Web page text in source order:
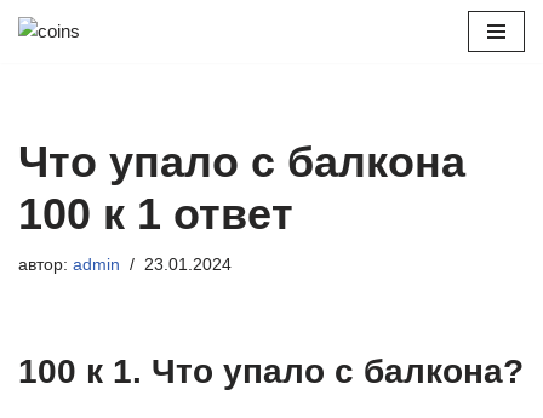
Что упало с балкона
100 к 1 ответ
автор: admin 23.01.2024
100 к 1. Что упало с балкона?